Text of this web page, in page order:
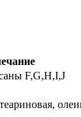
F,G,H,I,J